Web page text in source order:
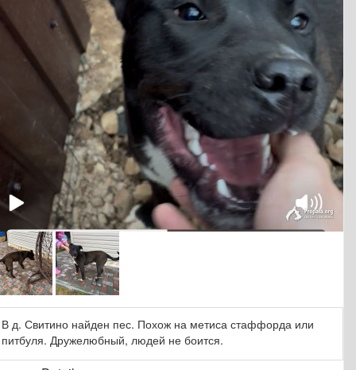
В д. Свитино найден пес. Похож на метиса стаффорда или
питбуля. Дружелюбный, людей не боится.